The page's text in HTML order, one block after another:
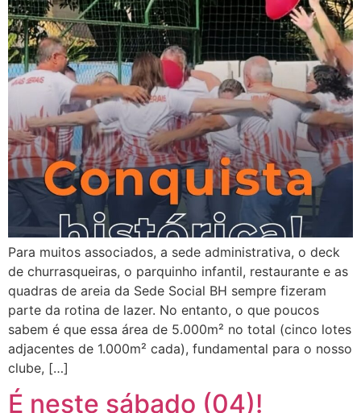
Para muitos associados, a sede administrativa, o deck
de churrasqueiras, o parquinho infantil, restaurante e as
quadras de areia da Sede Social BH sempre fizeram
parte da rotina de lazer. No entanto, o que poucos
sabem é que essa área de 5.000m² no total (cinco lotes
adjacentes de 1.000m² cada), fundamental para o nosso
clube, […]
É neste sábado (04)!